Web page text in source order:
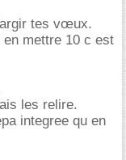
tes vœux.
en mettre 10 c est
les relire.
integree qu en